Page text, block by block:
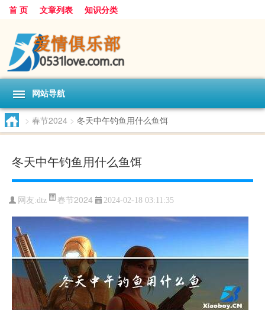
首 页 文章列表 知识分类
网站导航
> 春节2024 > 冬天中午钓鱼用什么鱼饵
冬天中午钓鱼用什么鱼饵
网友:dtz 春节2024 2024-02-18 03:11:35